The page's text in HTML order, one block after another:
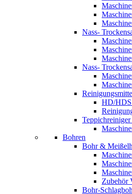
Nass-
Nass-
HD/
Teppichreiniger
Bohren
Bohr &
Zubehör
Bohr-